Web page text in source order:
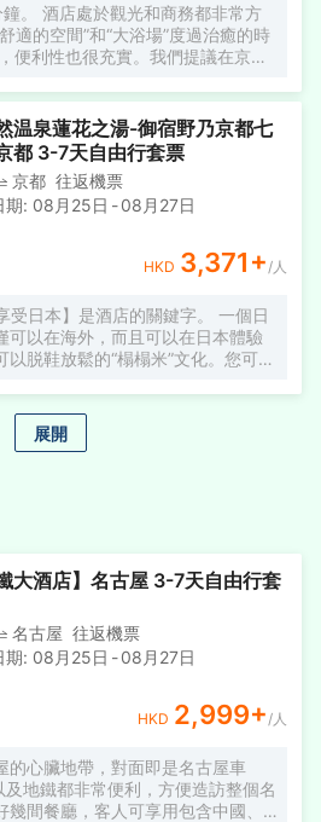
。 酒店處於觀光和商務都非常方
適的空間”和“大浴場”度過治癒的時
便利性也很充實。我們提議在京都
然温泉蓮花之湯-御宿野乃京都七
都 3-7天自由行套票
京都 往返機票
期: 08月25日 -08月27日
HKD 3,371+ /人
受日本】是酒店的關鍵字。 一個日
可以在海外，而且可以在日本體驗
脱鞋放鬆的“榻榻米”文化。您可以
菜餚，使每個客戶都更加滿意。在
上，您可以感受到和諧精神的空
展開
酒店】名古屋 3-7天自由行套
名古屋 往返機票
期: 08月25日 -08月27日
HKD 2,999+ /人
的心臟地帶，對面即是名古屋車
地鐵都非常便利，方便造訪整個名
間餐廳，客人可享用包含中國、